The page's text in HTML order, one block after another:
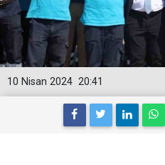
20:41
10 Nisan 2024